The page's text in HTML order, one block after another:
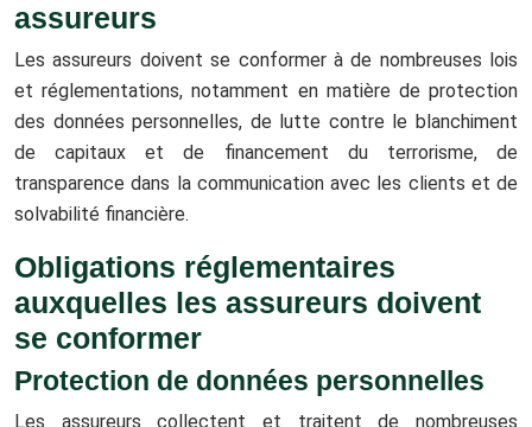
assureurs
Les assureurs doivent se conformer à de nombreuses lois
et réglementations, notamment en matière de protection
des données personnelles, de lutte contre le blanchiment
de capitaux et de financement du terrorisme, de
transparence dans la communication avec les clients et de
solvabilité financière.
Obligations réglementaires
auxquelles les assureurs doivent
se conformer
Protection de données personnelles
Les assureurs collectent et traitent de nombreuses